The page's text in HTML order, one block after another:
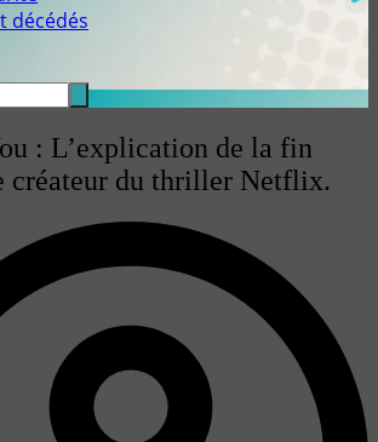
décédés
: L’explication de la fin
créateur du thriller Netflix.